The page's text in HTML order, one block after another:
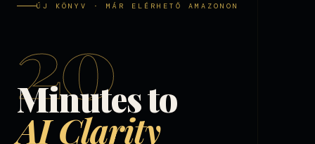
ÚJ KÖNYV · MÁR ELÉRHETŐ AMAZONON
20
Minutes to
AI Clarity